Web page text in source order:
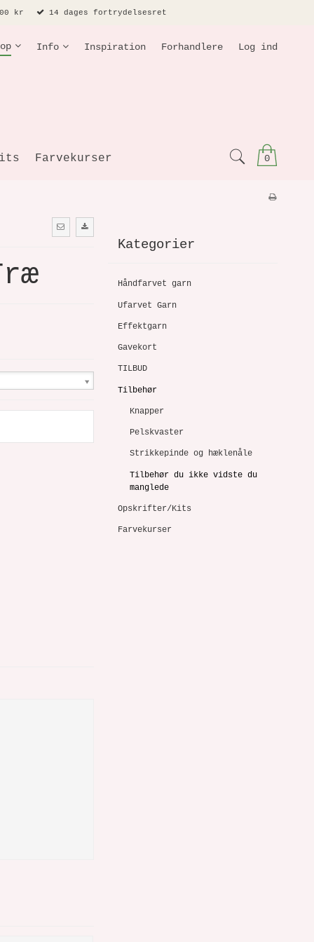
kr 14 dages fortrydelsesret
Info Inspiration Forhandlere Log ind
0
Farvekurser
Kategorier
Håndfarvet garn
Ufarvet Garn
Effektgarn
Gavekort
TILBUD
Tilbehør
Knapper
Pelskvaster
Strikkepinde og hæklenåle
Tilbehør du ikke vidste du
manglede
Opskrifter/Kits
Farvekurser